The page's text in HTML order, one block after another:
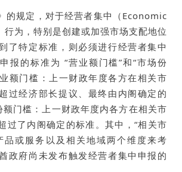
的规定，对于经营者集中（Economic
为，特别是创建或加强市场支配地位
了特定标准，则必须进行经营者集中
报的标准为 “营业额门槛”和“市场份
额门槛：上一财政年度各方在相关市
过经济部长提议、最终由内阁确定的
门槛：上一财政年度内各方在相关市
过了内阁确定的标准。其中，“相关市
品或服务以及相关地域两个维度来考
政府尚未发布触发经营者集中申报的